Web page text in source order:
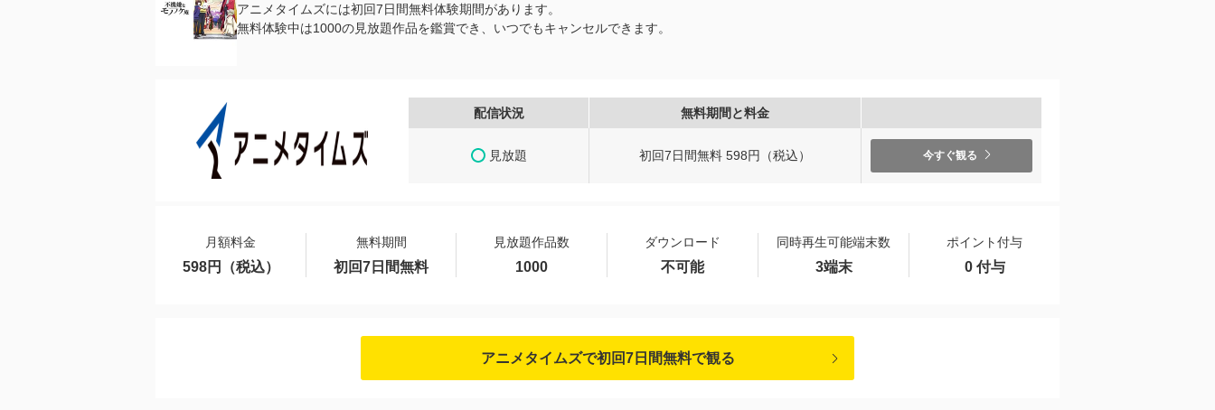
アニメタイムズには初回7日間無料体験期間があります。
無料体験中は1000の見放題作品を鑑賞でき、いつでもキャンセルできます。
配信状況 無料期間と料金
見放題 初回7日間無料 598円（税込） 今すぐ観る
月額料金 無料期間 見放題作品数 ダウンロード 同時再生可能端末数 ポイント付与
598円（税込） 初回7日間無料 1000 不可能 3端末 0 付与
アニメタイムズで初回7日間無料で観る